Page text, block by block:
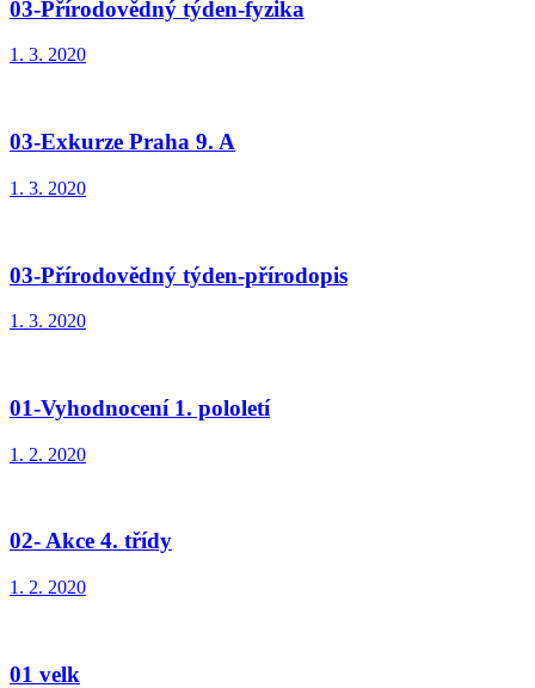
03-Přírodovědný týden-fyzika
1. 3. 2020
03-Exkurze Praha 9. A
1. 3. 2020
03-Přírodovědný týden-přírodopis
1. 3. 2020
01-Vyhodnocení 1. pololetí
1. 2. 2020
02- Akce 4. třídy
1. 2. 2020
01 velk